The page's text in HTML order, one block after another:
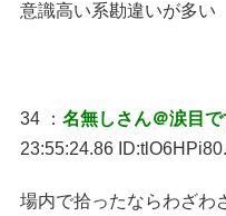
意識高い系勘違いが多い
34 ： 名無しさん＠涙目で
23:55:24.86
場内で拾ったならわざわ